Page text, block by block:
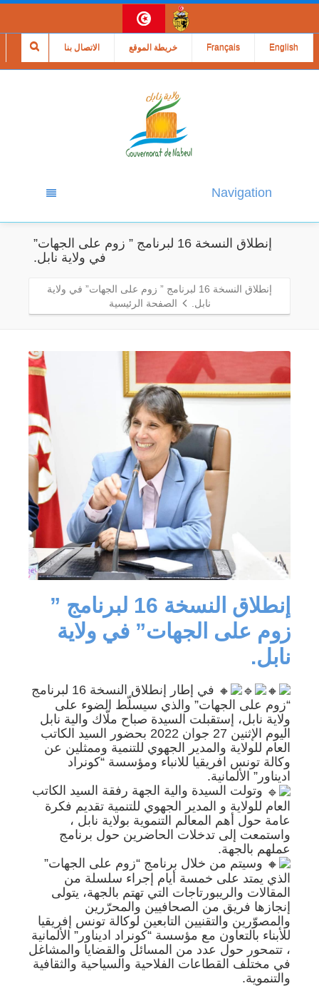
الاتصال بنا خريطة الموقع Français English
Navigation
إنطلاق النسخة 16 لبرنامج ” زوم على الجهات”
في ولاية نابل.
إنطلاق النسخة 16 لبرنامج ” زوم على الجهات” في ولاية
نابل.
الصفحة الرئيسية
إنطلاق النسخة 16 لبرنامج ”
زوم على الجهات” في ولاية
نابل.
في إطار إنطلاق النسخة 16 لبرنامج
“زوم على الجهات” والذي سيسلّط الضوء على
ولاية نابل، إستقبلت السيدة صباح ملّاك والية نابل
اليوم الإثنين 27 جوان 2022 بحضور السيد الكاتب
العام للولاية والمدير الجهوي للتنمية وممثلين عن
وكالة تونس افريقيا للانباء ومؤسسة “كونراد
اديناور” الألمانية.
وتولت السيدة والية الجهة رفقة السيد الكاتب
العام للولاية و المدير الجهوي للتنمية تقديم فكرة
عامة حول أهم المعالم التنموية بولاية نابل ،
واستمعت إلى تدخلات الحاضرين حول برنامج
عملهم بالجهة.
وسيتم من خلال برنامج “زوم على الجهات”
الذي يمتد على خمسة أيام إجراء سلسلة من
المقالات والريبورتاجات التي تهتم بالجهة، يتولى
إنجازها فريق من الصحافيين والمحرّرين
والمصوّرين والتقنيين التابعين لوكالة تونس إفريقيا
للأبناء بالتعاون مع مؤسسة “كونراد اديناور” الألمانية
، تتمحور حول عدد من المسائل والقضايا والمشاغل
في مختلف القطاعات الفلاحية والسياحية والثقافية
والتنموية.